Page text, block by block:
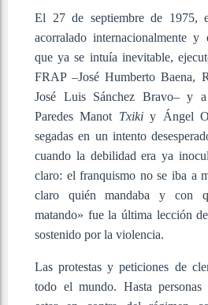
El 27 de septiembre de 1975,
acorralado internacionalmente
que ya se intuía inevitable,
FRAP –José Humberto Baena,
José Luis Sánchez Bravo– y
Paredes Manot Txikiy Ángel
segadas en un intento
cuando la debilidad era ya
claro: el franquismo no se iba a
claro quién mandaba y con
matando» fue la última lección
sostenido por la violencia.
Las protestas y peticiones de
todo el mundo. Hasta personas